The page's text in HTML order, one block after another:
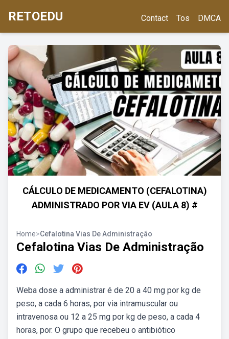
RETOEDU Contact Tos DMCA
CÁLCULO DE MEDICAMENTO (CEFALOTINA)
ADMINISTRADO POR VIA EV (AULA 8) #
Home>Cefalotina Vias De Administração
Cefalotina Vias De Administração
Weba dose a administrar é de 20 a 40 mg por kg de
peso, a cada 6 horas, por via intramuscular ou
intravenosa ou 12 a 25 mg por kg de peso, a cada 4
horas, por. O grupo que recebeu o antibiótico